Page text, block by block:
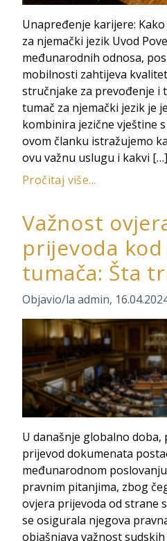
Unapređenje karijere:
za njemački jezik Uvod
međunarodnih odnosa,
mobilnosti zahtijeva
stručnjake za prevođenje i
tumač za njemački jezik je
kombinira jezične vještine
ovom članku istražujemo
ovu važnu uslugu i kakvi […]
Pročitaj više...
Važnost
prijevoda
tumača: Šta
Objavio/la admin,
U današnje globalno doba,
prijevod dokumenata
međunarodnom
pravnim pitanjima, zbog
ovjera prijevoda od strane
se osigurala njegova
objašnjava važnost